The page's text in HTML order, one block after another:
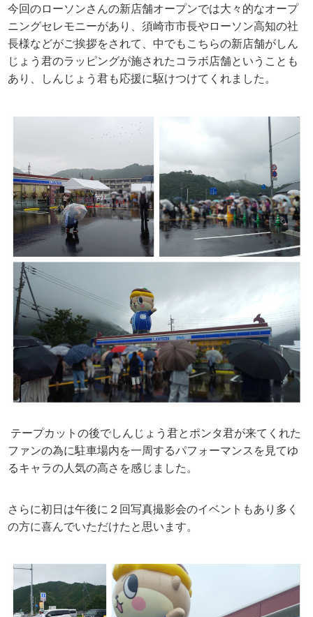
今回のローソンさんの新店舗オープンでは大々的なオープ
ニングセレモニーがあり、須崎市市長やローソン高知の社
長様などがご挨拶をされて、中でもこちらの新店舗がしん
じょう君のラッピングが施されたコラボ店舗ということも
あり、しんじょう君も応援に駆けつけてくれました。
テープカットの後でしんじょう君とポンタ君が来てくれた
ファンの為に駐車場内を一周するパフォーマンスを見てゆ
るキャラの人気の高さを感じました。
さらに初日は午後に２回写真撮影会のイベントもあり多く
の方に喜んでいただけたと思います。